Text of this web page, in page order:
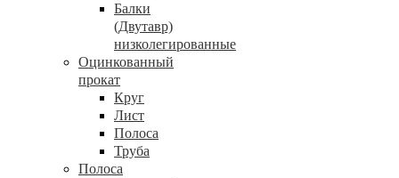
Балки
(Двутавр)
низколегированные
Оцинкованный
прокат
Круг
Лист
Полоса
Труба
Полоса